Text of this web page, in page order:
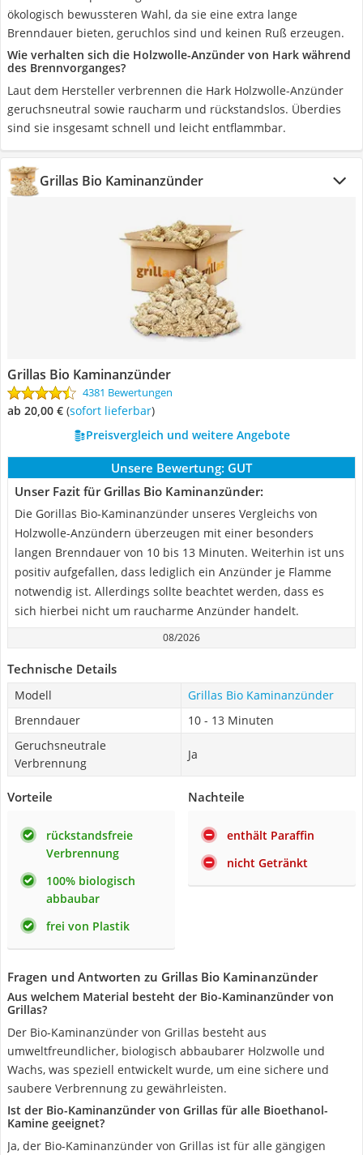
ökologisch bewussteren Wahl, da sie eine extra lange
Brenndauer bieten, geruchlos sind und keinen Ruß erzeugen.
Wie verhalten sich die Holzwolle-Anzünder von Hark während
des Brennvorganges?
Laut dem Hersteller verbrennen die Hark Holzwolle-Anzünder
geruchsneutral sowie raucharm und rückstandslos. Überdies
sind sie insgesamt schnell und leicht entflammbar.
Grillas Bio Kaminanzünder
Grillas Bio Kaminanzünder
4381 Bewertungen
ab 20,00 € ( Sofort lieferbar)
Preisvergleich und weitere Angebote
Unsere Bewertung: GUT
Unser Fazit für Grillas Bio Kaminanzünder:
Die Gorillas Bio-Kaminanzünder unseres Vergleichs von
Holzwolle-Anzündern überzeugen mit einer besonders
langen Brenndauer von 10 bis 13 Minuten. Weiterhin ist uns
positiv aufgefallen, dass lediglich ein Anzünder je Flamme
notwendig ist. Allerdings sollte beachtet werden, dass es
sich hierbei nicht um raucharme Anzünder handelt.
08/2026
Technische Details
Modell
Grillas Bio Kaminanzünder
Brenndauer
10 - 13 Minuten
Geruchsneutrale
Verbrennung
Ja
Vorteile
rückstandsfreie
Verbrennung
100% biologisch
abbaubar
frei von Plastik
Nachteile
enthält Paraffin
nicht Getränkt
Fragen und Antworten zu Grillas Bio Kaminanzünder
Aus welchem Material besteht der Bio-Kaminanzünder von
Grillas?
Der Bio-Kaminanzünder von Grillas besteht aus
umweltfreundlicher, biologisch abbaubarer Holzwolle und
Wachs, was speziell entwickelt wurde, um eine sichere und
saubere Verbrennung zu gewährleisten.
Ist der Bio-Kaminanzünder von Grillas für alle Bioethanol-
Kamine geeignet?
Ja, der Bio-Kaminanzünder von Grillas ist für alle gängigen